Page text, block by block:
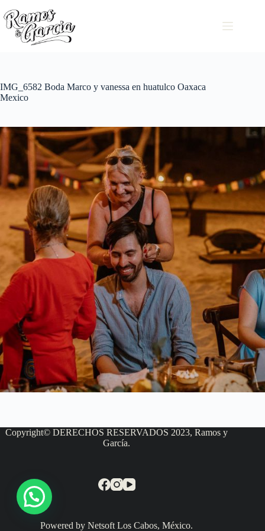
IMG_6582 Boda Marco y vanessa en huatulco Oaxaca
Mexico
Copyright© DERECHOS RESERVADOS 2023, Ramos y
García.
Powered by Netsoft Los Cabos, México.